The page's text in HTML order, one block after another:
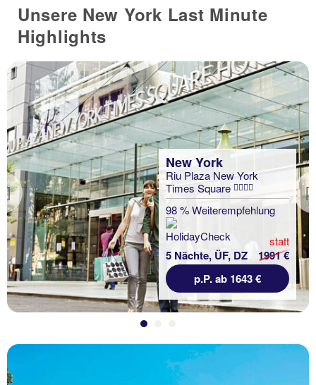
Unsere New York Last Minute
Highlights
Previous
New York
Riu Plaza New York
Times Square
98 % Weiterempfehlung
5 Nächte, ÜF, DZ
statt
1991 €
p.P. ab 1643 €